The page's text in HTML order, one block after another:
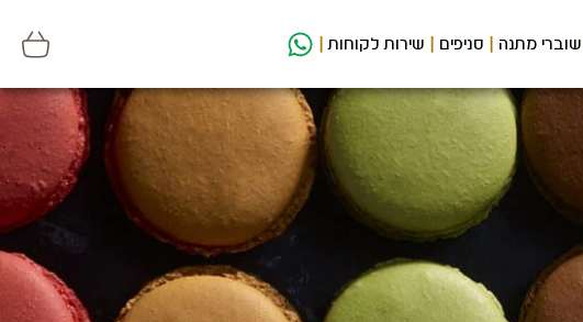
שוברי מתנה סניפים שירות לקוחות